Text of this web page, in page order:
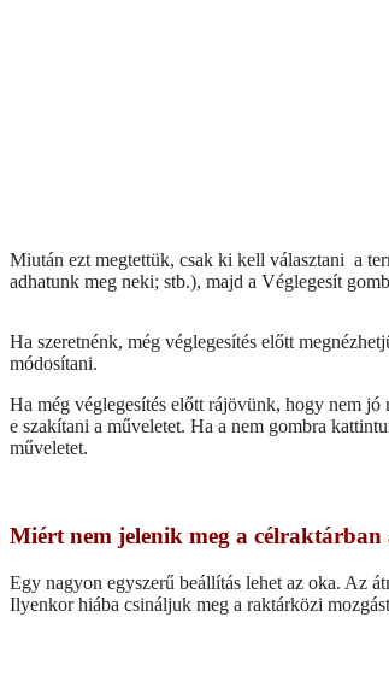
Miután ezt megtettük, csak ki kell választani a
adhatunk meg neki; stb.), majd a Véglegesít
Ha szeretnénk, még véglegesítés előtt
módosítani.
Ha még véglegesítés előtt rájövünk, hogy nem
e szakítani a műveletet. Ha a nem gombra
műveletet.
Miért nem jelenik meg a célraktárban
Egy nagyon egyszerű beállítás lehet az oka. Az
Ilyenkor hiába csináljuk meg a raktárközi